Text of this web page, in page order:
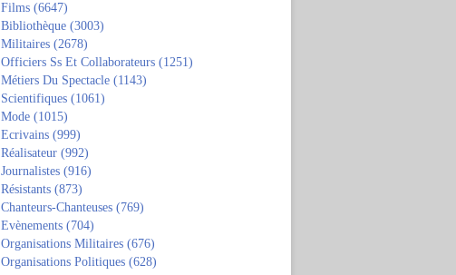
Films (6647)
Bibliothèque (3003)
Militaires (2678)
Officiers Ss Et Collaborateurs (1251)
Métiers Du Spectacle (1143)
Scientifiques (1061)
Mode (1015)
Ecrivains (999)
Réalisateur (992)
Journalistes (916)
Résistants (873)
Chanteurs-Chanteuses (769)
Evènements (704)
Organisations Militaires (676)
Organisations Politiques (628)